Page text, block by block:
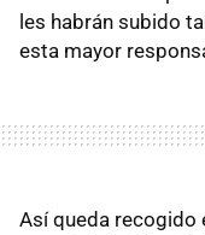
les habrán subido
esta mayor
Así queda recogido